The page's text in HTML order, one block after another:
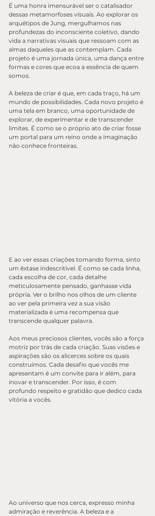
É uma honra imensurável ser o catalisador
dessas metamorfoses visuais. Ao explorar os
arquétipos de Jung, mergulhamos nas
profundezas do inconsciente coletivo, dando
vida a narrativas visuais que ressoam com as
almas daqueles que as contemplam. Cada
projeto é uma jornada única, uma dança entre
formas e cores que ecoa a essência de quem
somos.
A beleza de criar é que, em cada traço, há um
mundo de possibilidades. Cada novo projeto é
uma tela em branco, uma oportunidade de
explorar, de experimentar e de transcender
limites. É como se o próprio ato de criar fosse
um portal para um reino onde a imaginação
não conhece fronteiras.
E ao ver essas criações tomando forma, sinto
um êxtase indescritível. É como se cada linha,
cada escolha de cor, cada detalhe
meticulosamente pensado, ganhasse vida
própria. Ver o brilho nos olhos de um cliente
ao ver pela primeira vez a sua visão
materializada é uma recompensa que
transcende qualquer palavra.
Aos meus preciosos clientes, vocês são a força
motriz por trás de cada criação. Suas visões e
aspirações são os alicerces sobre os quais
construímos. Cada desafio que vocês me
apresentam é um convite para ir além, para
inovar e transcender. Por isso, é com
profundo respeito e gratidão que dedico cada
vitória a vocês.
Ao universo que nos cerca, expresso minha
admiração e reverência. A beleza e a